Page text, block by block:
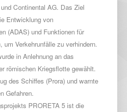
Continental AG. Das Ziel
Entwicklung von
(ADAS) und Funktionen für
um Verkehrunfälle zu verhindern.
in Anlehnung an das
römischen Kriegsflotte gewählt.
des Schiffes (Prora) und warnte
Gefahren.
PRORETA 5 ist die